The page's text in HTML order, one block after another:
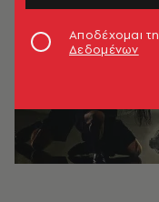
Αποδέχομαι
Δεδομένων